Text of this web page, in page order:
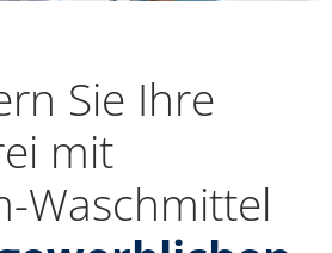
Sie Ihre
mit
Waschmittel